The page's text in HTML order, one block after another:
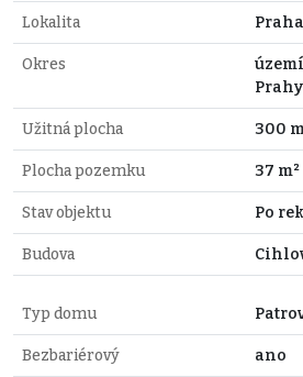
Lokalita
Okres
Prahy
Užitná plocha 300
Plocha pozemku 37 m²
Stav objektu Po
Budova
Typ domu
Bezbariérový ano